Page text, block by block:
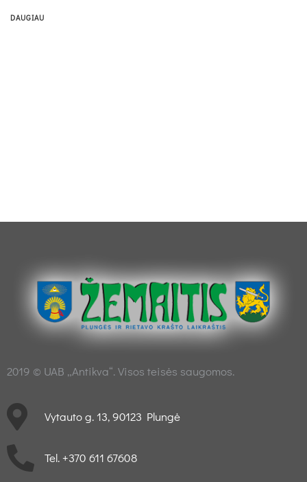
DAUGIAU
2019 © UAB „Antikva“. Visos teisės saugomos.
Vytauto g. 13, 90123 Plungė
Tel. +370 611 67608